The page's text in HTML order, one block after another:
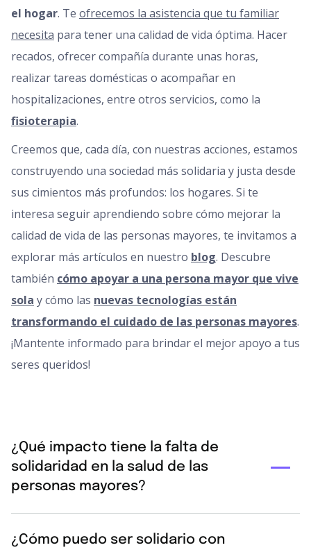
el hogar. Te ofrecemos la asistencia que tu familiar
necesita para tener una calidad de vida óptima. Hacer
recados, ofrecer compañía durante unas horas,
realizar tareas domésticas o acompañar en
hospitalizaciones, entre otros servicios, como la
fisioterapia.
Creemos que, cada día, con nuestras acciones, estamos
construyendo una sociedad más solidaria y justa desde
sus cimientos más profundos: los hogares. Si te
interesa seguir aprendiendo sobre cómo mejorar la
calidad de vida de las personas mayores, te invitamos a
explorar más artículos en nuestro blog. Descubre
también cómo apoyar a una persona mayor que vive
sola y cómo las nuevas tecnologías están
transformando el cuidado de las personas mayores.
¡Mantente informado para brindar el mejor apoyo a tus
seres queridos!
¿Qué impacto tiene la falta de
solidaridad en la salud de las
personas mayores?
drásticamente el riesgo de sufrir depresión, deterioro
¿Cómo puedo ser solidario con